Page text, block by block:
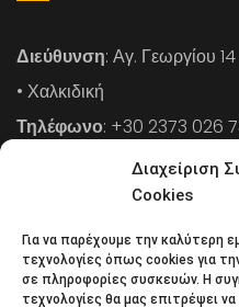
Διαχείριση
Cookies
Για να παρέχουμε την καλύτερη
τεχνολογίες όπως cookies για
σε πληροφορίες συσκευών. Η
τεχνολογίες θα μας επιτρέψει
Διεύθυνση: Αγ. Γεωργίου
• Χαλκιδική
Τηλέφωνο: +30 2373 026
: +30 2373 026 739
: info@cpaa.gr
NEWSLETTER